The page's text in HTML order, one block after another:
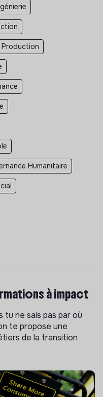
Production
Humanitaire
à impact
ne sais pas par où
te propose une
de la transition